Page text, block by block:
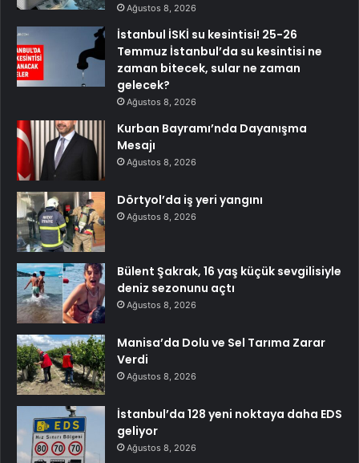
Ağustos 8, 2026
İstanbul İSKİ su kesintisi! 25-26
Temmuz İstanbul’da su kesintisi ne
zaman bitecek, sular ne zaman
gelecek?
Ağustos 8, 2026
Kurban Bayramı’nda Dayanışma
Mesajı
Ağustos 8, 2026
Dörtyol’da iş yeri yangını
Ağustos 8, 2026
Bülent Şakrak, 16 yaş küçük sevgilisiyle
deniz sezonunu açtı
Ağustos 8, 2026
Manisa’da Dolu ve Sel Tarıma Zarar
Verdi
Ağustos 8, 2026
İstanbul’da 128 yeni noktaya daha EDS
geliyor
Ağustos 8, 2026